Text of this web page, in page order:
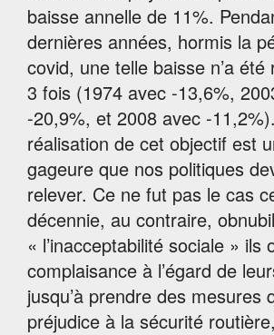
baisse annelle de 11%.
dernières années, hormis la
covid, une telle baisse n’a été
3 fois (1974 avec -13,6%,
-20,9%, et 2008 avec -
réalisation de cet objectif est
gageure que nos politiques
relever. Ce ne fut pas le cas
décennie, au contraire,
« l’inacceptabilité sociale » ils
complaisance à l’égard de
jusqu’à prendre des mesures
préjudice à la sécurité